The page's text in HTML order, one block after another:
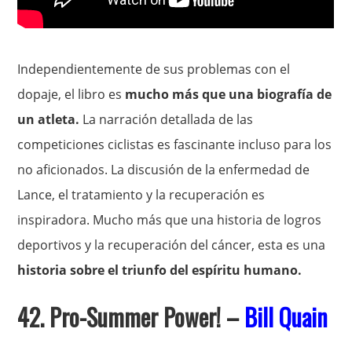
Independientemente de sus problemas con el
dopaje, el libro es mucho más que una biografía de
un atleta. La narración detallada de las
competiciones ciclistas es fascinante incluso para los
no aficionados. La discusión de la enfermedad de
Lance, el tratamiento y la recuperación es
inspiradora. Mucho más que una historia de logros
deportivos y la recuperación del cáncer, esta es una
historia sobre el triunfo del espíritu humano.
42. Pro-Summer Power! –Bill Quain